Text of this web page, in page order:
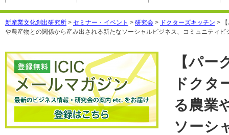
新産業文化創出研究所 > セミナー・イベント > 研究会 > ドクターズキッチン >
や農産物との関係から産み出される新たなソーシャルビジネス、コミュニティビ
【パ
ドクタ
る農業
ソーシ